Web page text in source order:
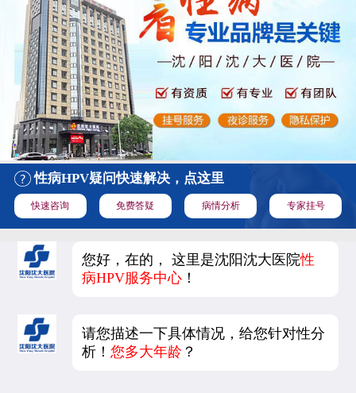
性病HPV疑问快速解决，点这里
快速咨询 免费答疑 病情分析 专家挂号
您好，在的， 这里是沈阳沈大医院性
病HPV服务中心 ！
请您描述一下具体情况，给您针对性分
析！您多大年龄 ？